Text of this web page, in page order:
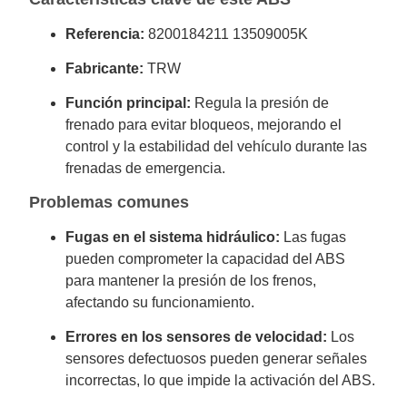
Referencia: 8200184211 13509005K
Fabricante: TRW
Función principal: Regula la presión de
frenado para evitar bloqueos, mejorando el
control y la estabilidad del vehículo durante las
frenadas de emergencia.
Problemas comunes
Fugas en el sistema hidráulico: Las fugas
pueden comprometer la capacidad del ABS
para mantener la presión de los frenos,
afectando su funcionamiento.
Errores en los sensores de velocidad: Los
sensores defectuosos pueden generar señales
incorrectas, lo que impide la activación del ABS.